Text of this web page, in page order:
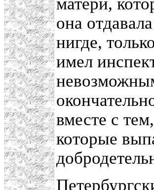
она
нигде,
имел
вместе с
которые